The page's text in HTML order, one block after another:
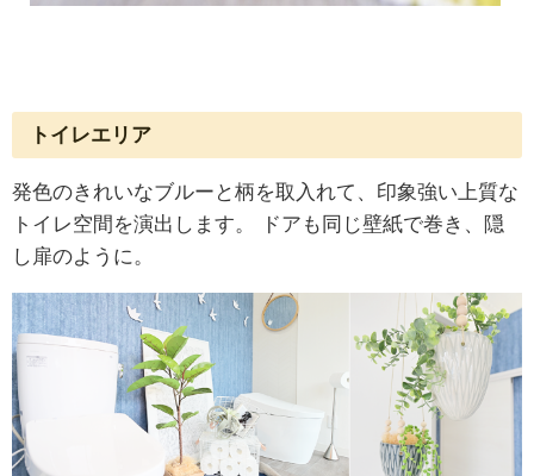
トイレエリア
発色のきれいなブルーと柄を取入れて、印象強い上質な
トイレ空間を演出します。
ドアも同じ壁紙で巻き、隠
し扉のように。